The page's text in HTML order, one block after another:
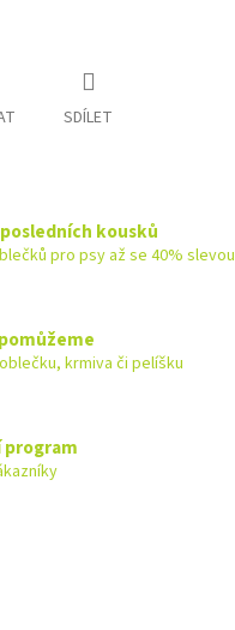
SDÍLET
kousků
pro psy až se 40% slevou
krmiva či pelíšku